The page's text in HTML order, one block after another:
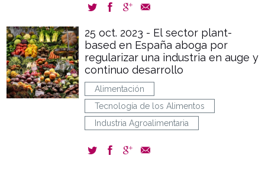
25 oct. 2023 - El sector plant-
based en España aboga por
regularizar una industria en auge y
continuo desarrollo
Alimentación
Tecnología de los Alimentos
Industria Agroalimentaria